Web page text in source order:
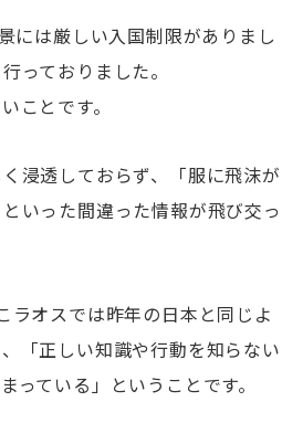
には厳しい入国制限がありまし
っておりました。
ことです。
浸透しておらず、「服に飛沫が
いった間違った情報が飛び交っ
ラオスでは昨年の日本と同じよ
「正しい知識や行動を知らない
ている」ということです。